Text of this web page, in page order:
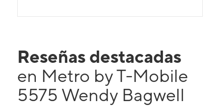
Reseñas destacadas
en Metro by T-Mobile
5575 Wendy Bagwell